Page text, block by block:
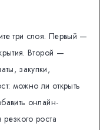
три слоя. Первый —
Второй —
закупки,
можно ли открыть
онлайн-
роста